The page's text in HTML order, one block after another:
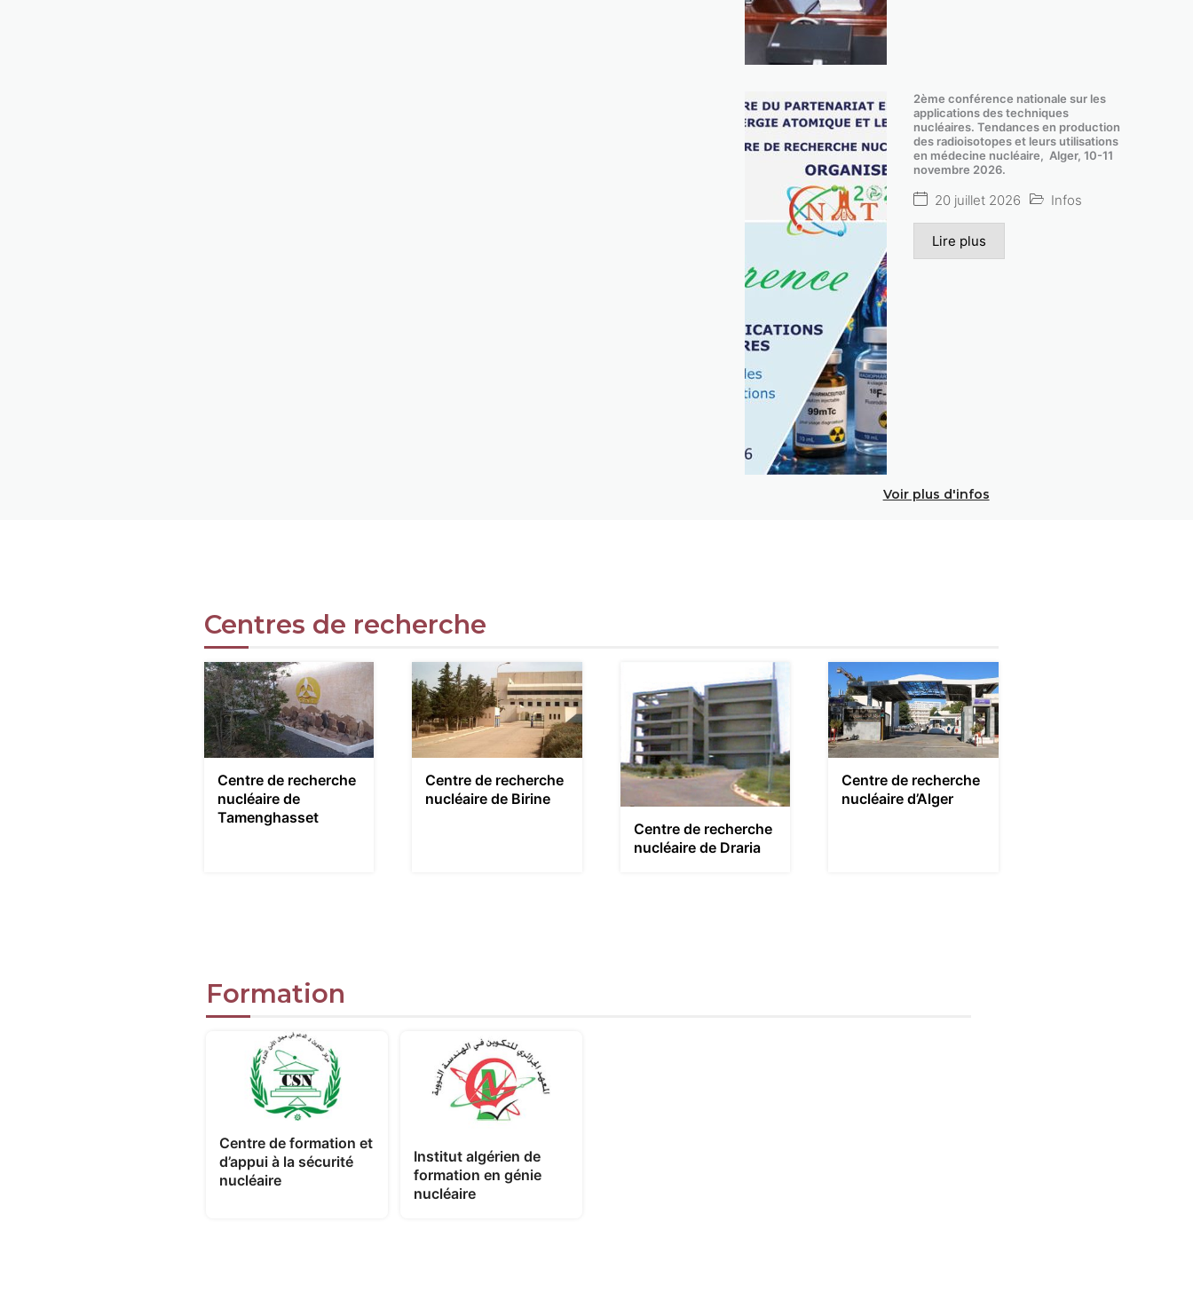
2ème conférence nationale sur les
applications des techniques
nucléaires. Tendances en production
des radioisotopes et leurs utilisations
en médecine nucléaire, Alger, 10-11
novembre 2026.
20 juillet 2026 Infos
Lire plus
Voir plus d'infos
Centres de recherche
Centre de recherche
nucléaire de
Tamenghasset
Centre de recherche
nucléaire de Birine
Centre de recherche
nucléaire de Draria
Centre de recherche
nucléaire d’Alger
Formation
Centre de formation et
d’appui à la sécurité
nucléaire
Institut algérien de
formation en génie
nucléaire